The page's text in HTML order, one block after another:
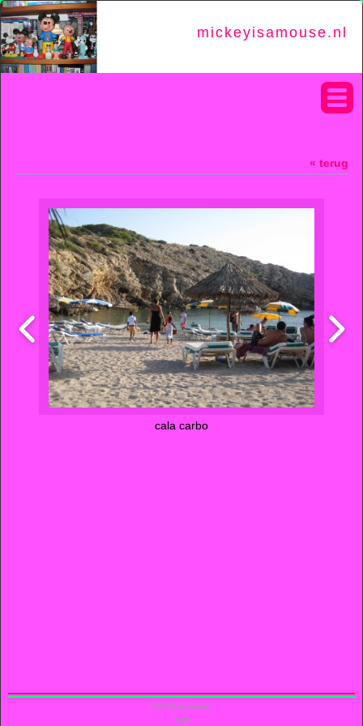
mickeyisamouse.nl
« terug
cala carbo
799136 bezoekers
login